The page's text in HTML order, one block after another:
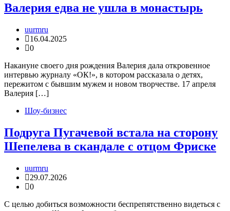
Валерия едва не ушла в монастырь
uurmru
16.04.2025
0
Накануне своего дня рождения Валерия дала откровенное
интервью журналу «ОК!», в котором рассказала о детях,
пережитом с бывшим мужем и новом творчестве. 17 апреля
Валерия […]
Шоу-бизнес
Подруга Пугачевой встала на сторону
Шепелева в скандале с отцом Фриске
uurmru
29.07.2026
0
С целью добиться возможности беспрепятственно видеться с